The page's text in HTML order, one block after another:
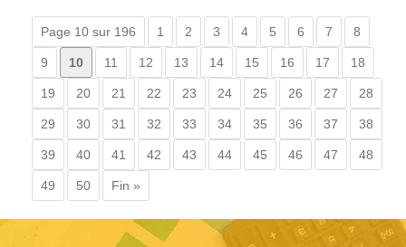
Page 10 sur 196 1 2 3 4 5 6 7 8
9 10 11 12 13 14 15 16 17 18
19 20 21 22 23 24 25 26 27 28
29 30 31 32 33 34 35 36 37 38
39 40 41 42 43 44 45 46 47 48
49 50 Fin »